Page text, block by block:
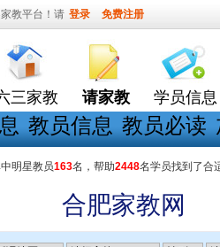
教平台！请 登录 免费注册
三家教 请家教 学员信息
教员信息 教员必读
明星教员163名，帮助2448名学员找到了合
合肥家教网